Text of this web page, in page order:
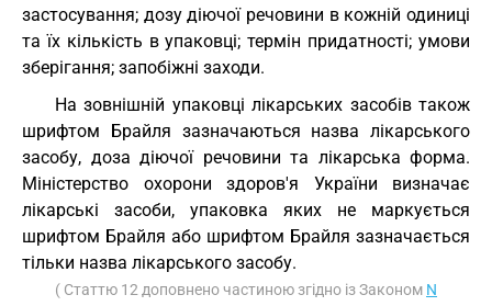
застосування; дозу діючої речовини в кожній одиниці
та їх кількість в упаковці; термін придатності; умови
зберігання; запобіжні заходи.
На зовнішній упаковці лікарських засобів також
шрифтом Брайля зазначаються назва лікарського
засобу, доза діючої речовини та лікарська форма.
Міністерство охорони здоров'я України визначає
лікарські засоби, упаковка яких не маркується
шрифтом Брайля або шрифтом Брайля зазначається
тільки назва лікарського засобу.
( Статтю 12 доповнено частиною згідно із Законом N